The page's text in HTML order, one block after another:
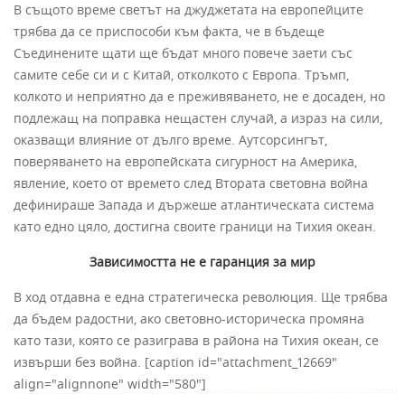
В същото време светът на джуджетата на европейците
трябва да се приспособи към факта, че в бъдеще
Съединените щати ще бъдат много повече заети със
самите себе си и с Китай, отколкото с Европа. Тръмп,
колкото и неприятно да е преживяването, не е досаден, но
подлежащ на поправка нещастен случай, а израз на сили,
оказващи влияние от дълго време. Аутсорсингът,
поверяването на европейската сигурност на Америка,
явление, което от времето след Втората световна война
дефинираше Западa и държеше атлантическата система
като едно цяло, достигна своите граници на Тихия океан.
Зависимостта не е гаранция за мир
В ход отдавна е една стратегическа революция. Ще трябва
да бъдем радостни, ако световно-историческа промяна
като тази, която се разиграва в района на Тихия океан, се
извърши без война. [caption id="attachment_12669"
align="alignnone" width="580"]